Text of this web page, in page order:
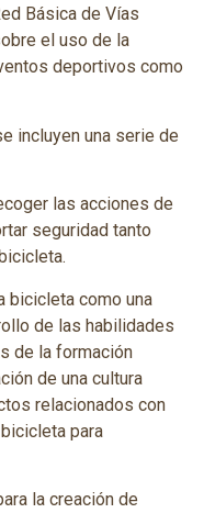
Básica de Vías
el uso de la
deportivos como
incluyen una serie de
las acciones de
seguridad tanto
bicicleta como una
de las habilidades
de la formación
de una cultura
relacionados con
para
la creación de